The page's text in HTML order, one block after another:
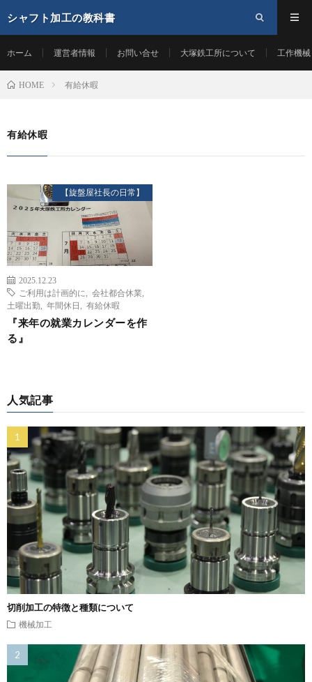
シャフト加工の教科書
ホーム 運営者情報 お問い合せ 大塚鉄工所について 工作機
HOME 有給休暇
有給休暇
【旋盤屋社長の日常】
2025.12.23
ご利用は計画的に
会社都合休業
土曜出勤
年間休日 有給休暇
『来年の就業カレンダーを作
る』
人気記事
切削加工の特徴と種類について
機械加工